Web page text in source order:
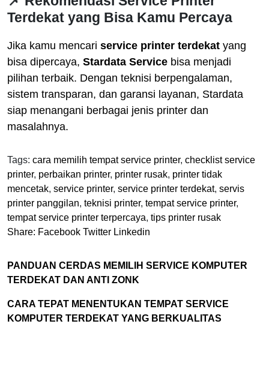
Terdekat yang Bisa Kamu Percaya
Jika kamu mencari service printer terdekat yang
bisa dipercaya, Stardata Service bisa menjadi
pilihan terbaik. Dengan teknisi berpengalaman,
sistem transparan, dan garansi layanan, Stardata
siap menangani berbagai jenis printer dan
masalahnya.
Tags: cara memilih tempat service printer, checklist service
printer, perbaikan printer, printer rusak, printer tidak
mencetak, service printer, service printer terdekat, servis
printer panggilan, teknisi printer, tempat service printer,
tempat service printer terpercaya, tips printer rusak
Share: Facebook Twitter Linkedin
PANDUAN CERDAS MEMILIH SERVICE KOMPUTER
TERDEKAT DAN ANTI ZONK
CARA TEPAT MENENTUKAN TEMPAT SERVICE
KOMPUTER TERDEKAT YANG BERKUALITAS